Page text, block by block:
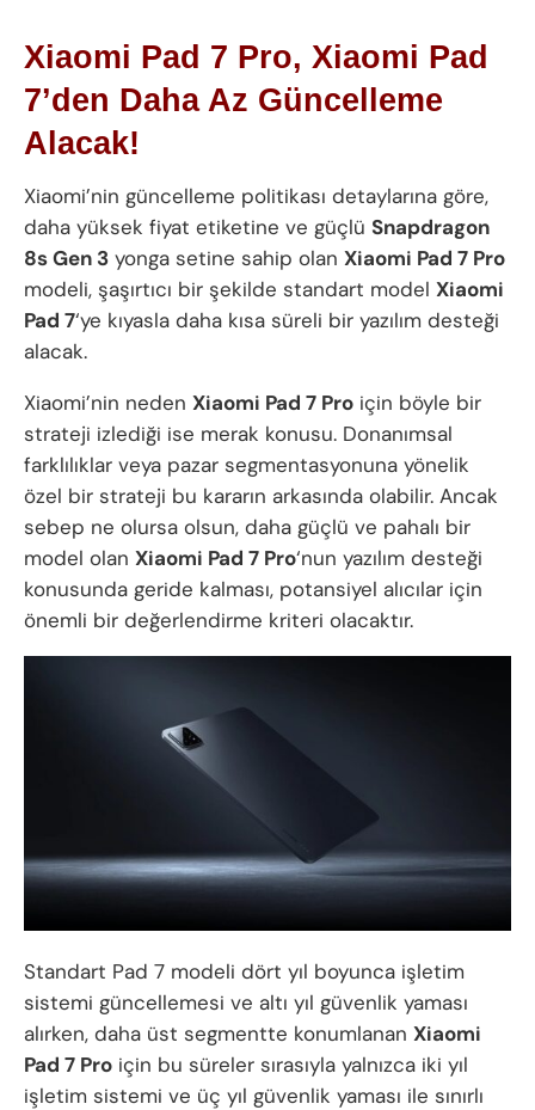
Xiaomi Pad 7 Pro, Xiaomi Pad
7’den Daha Az Güncelleme
Alacak!
Xiaomi’nin güncelleme politikası detaylarına göre,
daha yüksek fiyat etiketine ve güçlü Snapdragon
8s Gen 3 yonga setine sahip olan Xiaomi Pad 7 Pro
modeli, şaşırtıcı bir şekilde standart model Xiaomi
Pad 7‘ye kıyasla daha kısa süreli bir yazılım desteği
alacak.
Xiaomi’nin neden Xiaomi Pad 7 Pro için böyle bir
strateji izlediği ise merak konusu. Donanımsal
farklılıklar veya pazar segmentasyonuna yönelik
özel bir strateji bu kararın arkasında olabilir. Ancak
sebep ne olursa olsun, daha güçlü ve pahalı bir
model olan Xiaomi Pad 7 Pro‘nun yazılım desteği
konusunda geride kalması, potansiyel alıcılar için
önemli bir değerlendirme kriteri olacaktır.
Standart Pad 7 modeli dört yıl boyunca işletim
sistemi güncellemesi ve altı yıl güvenlik yaması
alırken, daha üst segmentte konumlanan Xiaomi
Pad 7 Pro için bu süreler sırasıyla yalnızca iki yıl
işletim sistemi ve üç yıl güvenlik yaması ile sınırlı